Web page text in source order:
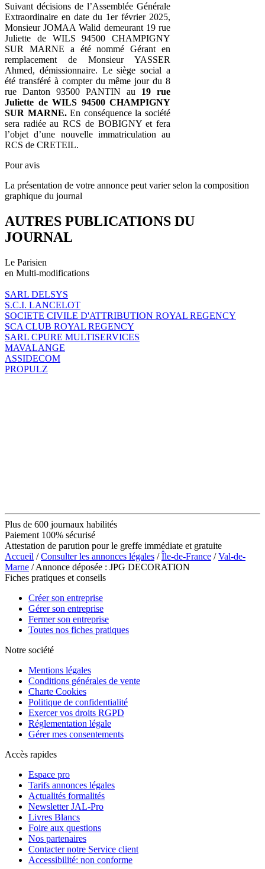
Suivant décisions de l’Assemblée Générale
Extraordinaire en date du 1er février 2025,
Monsieur JOMAA Walid demeurant 19 rue
Juliette de WILS 94500 CHAMPIGNY
SUR MARNE a été nommé Gérant en
remplacement de Monsieur YASSER
Ahmed, démissionnaire. Le siège social a
été transféré à compter du même jour du 8
rue Danton 93500 PANTIN au 19 rue
Juliette de WILS 94500 CHAMPIGNY
SUR MARNE.En conséquence la société
sera radiée au RCS de BOBIGNY et fera
l’objet d’une nouvelle immatriculation au
RCS de CRETEIL.
Pour avis
La présentation de votre annonce peut varier selon la composition
graphique du journal
AUTRES PUBLICATIONS DU
JOURNAL
Le Parisien
en Multi-modifications
SARL DELSYS
S.C.I. LANCELOT
SOCIETE CIVILE D'ATTRIBUTION ROYAL REGENCY
SCA CLUB ROYAL REGENCY
SARL CPURE MULTISERVICES
MAVALANGE
ASSIDECOM
PROPULZ
Plus de 600 journaux habilités
Paiement 100% sécurisé
Attestation de parution pour le greffe immédiate et gratuite
Accueil /Consulter les annonces légales /Île-de-France /Val-de-
Marne / Annonce déposée : JPG DECORATION
Fiches pratiques et conseils
Créer son entreprise
Gérer son entreprise
Fermer son entreprise
Toutes nos fiches pratiques
Notre société
Mentions légales
Conditions générales de vente
Charte Cookies
Politique de confidentialité
Exercer vos droits RGPD
Réglementation légale
Gérer mes consentements
Accès rapides
Espace pro
Tarifs annonces légales
Actualités formalités
Newsletter JAL-Pro
Livres Blancs
Foire aux questions
Nos partenaires
Contacter notre Service client
Accessibilité: non conforme